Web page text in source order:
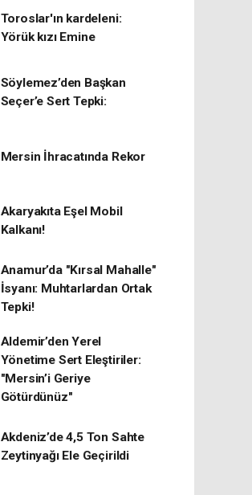
Toroslar'ın kardeleni:
Yörük kızı Emine
Söylemez’den Başkan
Seçer’e Sert Tepki:
Mersin İhracatında Rekor
​Akaryakıta Eşel Mobil
Kalkanı!
Anamur’da "Kırsal Mahalle"
İsyanı: Muhtarlardan Ortak
Tepki!
Aldemir’den Yerel
Yönetime Sert Eleştiriler:
"Mersin’i Geriye
Götürdünüz"
Akdeniz’de 4,5 Ton Sahte
Zeytinyağı Ele Geçirildi